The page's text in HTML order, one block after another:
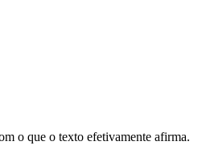
o que o texto efetivamente afirma.